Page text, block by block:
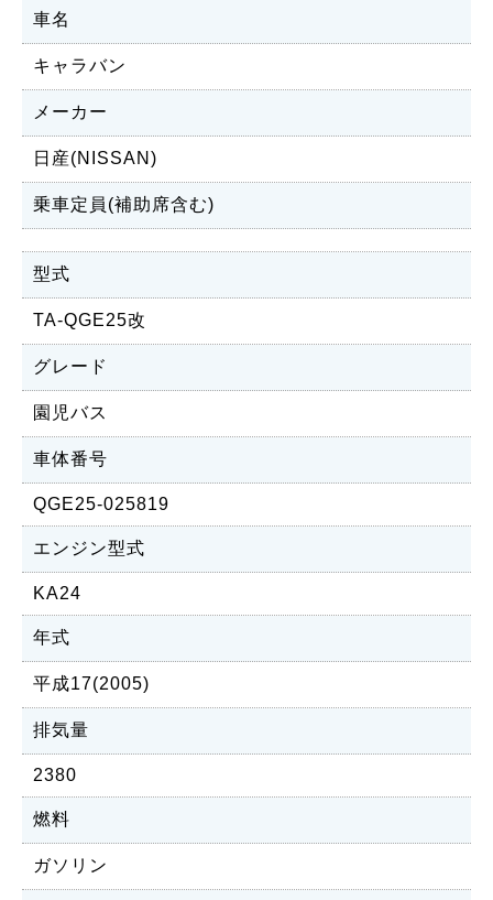
車名
キャラバン
メーカー
日産(NISSAN)
乗車定員(補助席含む)
型式
TA-QGE25改
グレード
園児バス
車体番号
QGE25-025819
エンジン型式
KA24
年式
平成17(2005)
排気量
2380
燃料
ガソリン